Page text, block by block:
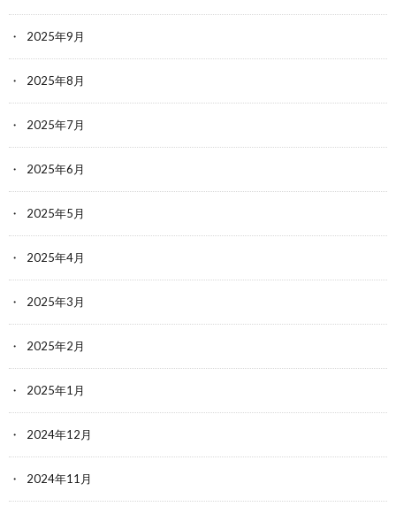
2025年9月
2025年8月
2025年7月
2025年6月
2025年5月
2025年4月
2025年3月
2025年2月
2025年1月
2024年12月
2024年11月